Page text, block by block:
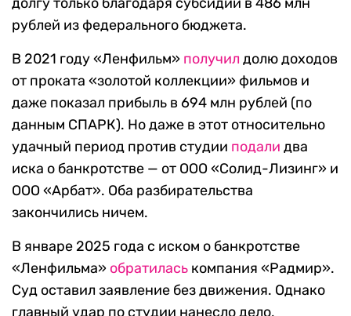
рублей из федерального бюджета.
В 2021 году «Ленфильм» получил долю доходов
от проката «золотой коллекции» фильмов и
даже показал прибыль в 694 млн рублей (по
данным СПАРК). Но даже в этот относительно
удачный период против студии подали два
иска о банкротстве — от ООО «Солид-Лизинг» и
ООО «Арбат». Оба разбирательства
закончились ничем.
В январе 2025 года с иском о банкротстве
«Ленфильма» обратилась компания «Радмир».
Суд оставил заявление без движения. Однако
главный удар по студии нанесло дело,